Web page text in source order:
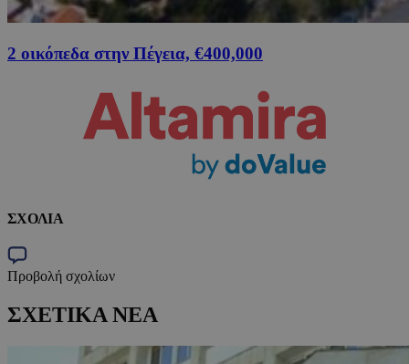
2 οικόπεδα στην Πέγεια, €400,000
ΣΧΟΛΙΑ
Προβολή σχολίων
ΣΧΕΤΙΚΑ ΝΕΑ